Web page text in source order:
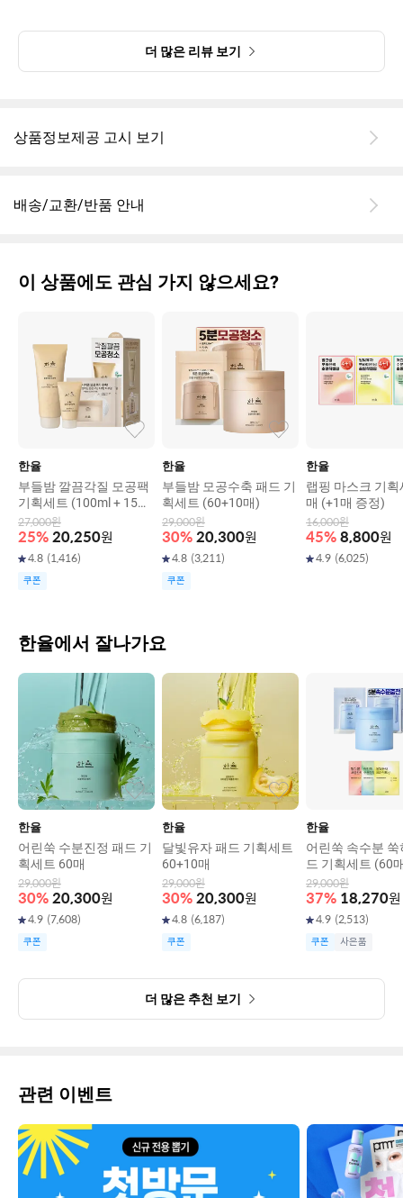
더 많은 리뷰 보기
상품정보제공 고시 보기
배송/교환/반품 안내
이 상품에도 관심 가지 않으세요?
한율
부들밤 깔끔각질 모공팩
기획세트 (100ml + 15ml
+ 모공패드 2매입 (2EA))
27,000원
25% 20,250원
4.8 (1,416)
쿠폰
한율
부들밤 모공수축 패드 기
획세트 (60+10매)
29,000원
30% 20,300원
4.8 (3,211)
쿠폰
한율
랩핑 마스크 기획
매 (+1매 증정)
16,000원
45% 8,800원
4.9 (6,025)
한율에서 잘나가요
한율
어린쑥 수분진정 패드 기
획세트 60매
29,000원
30% 20,300원
4.9 (7,608)
쿠폰
한율
달빛유자 패드 기획세트
60+10매
29,000원
30% 20,300원
4.8 (6,187)
쿠폰
한율
어린쑥 속수분 쑥
드 기획세트 (60
매)
29,000원
37% 18,270원
4.9 (2,513)
쿠폰 사은품
더 많은 추천 보기
관련 이벤트